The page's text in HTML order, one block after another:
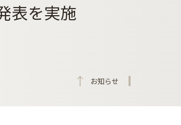
表を実施
お知らせ